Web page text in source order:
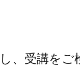
、受講を